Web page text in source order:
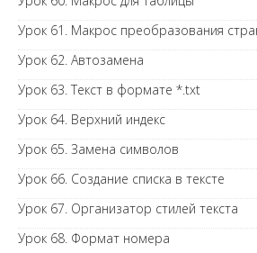
Урок 61. Макрос преобразования
Урок 62. Автозамена
Урок 63. Текст в формате *.txt
Урок 64. Верхний индекс
Урок 65. Замена символов
Урок 66. Создание списка в тексте
Урок 67. Организатор стилей текста
Урок 68. Формат номера